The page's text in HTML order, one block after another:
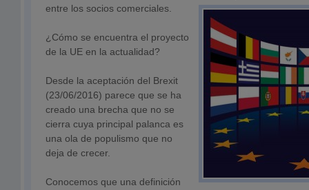
entre los socios comerciales.
¿Cómo se encuentra el proyecto
de la UE en la actualidad?
Desde la aceptación del Brexit
(23/06/2016) parece que se ha
creado una brecha que no se
cierra cuya principal palanca es
una ola de populismo que no
deja de crecer.
Conocemos que una definición